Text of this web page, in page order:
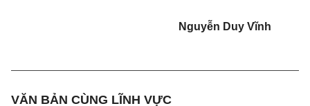
Nguyễn Duy Vĩnh
VĂN BẢN CÙNG LĨNH VỰC